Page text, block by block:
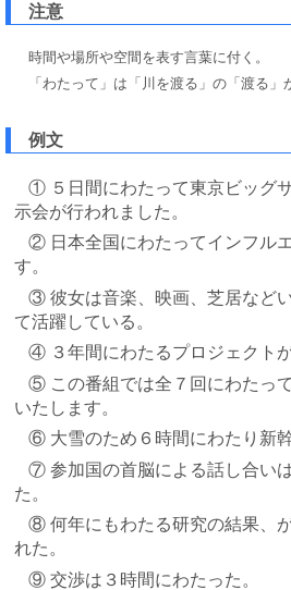
注意
時間や場所や空間を表す言葉に付く。
「わたって」は「川を渡る」の「渡る
例文
① ５日間にわたって東京ビッグ
示会が行われました。
② 日本全国にわたってインフル
す。
③ 彼女は音楽、映画、芝居など
て活躍している。
④ ３年間にわたるプロジェクト
⑤ この番組では全７回にわたっ
いたします。
⑥ 大雪のため６時間にわたり新
⑦ 参加国の首脳による話し合い
た。
⑧ 何年にもわたる研究の結果、
れた。
⑨ 交渉は３時間にわたった。